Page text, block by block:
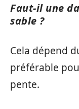
Faut-il une
sable ?
Cela dépend
préférable
pente.